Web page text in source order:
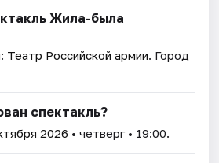
Жила-была
Театр Российской армии. Город
спектакль?
2026 • четверг • 19:00.